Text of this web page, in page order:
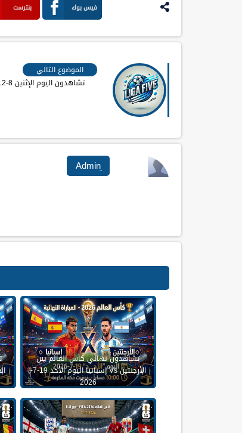
فيس بوك بنترست
الموضوع التالي
تشاهدون اليوم الإثنين 8-12-2025
تشاهدون نهائي كأس العالم بين
الأرجنتين Vs إسبانيا اليوم الأحد 19-7-
2026